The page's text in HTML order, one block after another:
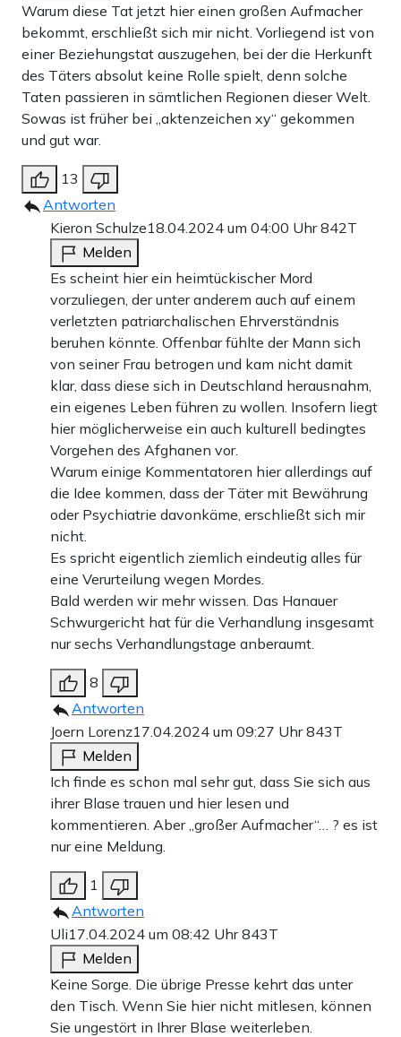
Warum diese Tat jetzt hier einen großen Aufmacher
bekommt, erschließt sich mir nicht. Vorliegend ist von
einer Beziehungstat auszugehen, bei der die Herkunft
des Täters absolut keine Rolle spielt, denn solche
Taten passieren in sämtlichen Regionen dieser Welt.
Sowas ist früher bei „aktenzeichen xy“ gekommen
und gut war.
13
Antworten
Kieron Schulze18.04.2024 um 04:00 Uhr842T
Melden
Es scheint hier ein heimtückischer Mord
vorzuliegen, der unter anderem auch auf einem
verletzten patriarchalischen Ehrverständnis
beruhen könnte. Offenbar fühlte der Mann sich
von seiner Frau betrogen und kam nicht damit
klar, dass diese sich in Deutschland herausnahm,
ein eigenes Leben führen zu wollen. Insofern liegt
hier möglicherweise ein auch kulturell bedingtes
Vorgehen des Afghanen vor.
Warum einige Kommentatoren hier allerdings auf
die Idee kommen, dass der Täter mit Bewährung
oder Psychiatrie davonkäme, erschließt sich mir
nicht.
Es spricht eigentlich ziemlich eindeutig alles für
eine Verurteilung wegen Mordes.
Bald werden wir mehr wissen. Das Hanauer
Schwurgericht hat für die Verhandlung insgesamt
nur sechs Verhandlungstage anberaumt.
8
Antworten
Joern Lorenz17.04.2024 um 09:27 Uhr843T
Melden
Ich finde es schon mal sehr gut, dass Sie sich aus
ihrer Blase trauen und hier lesen und
kommentieren. Aber „großer Aufmacher“… ? es ist
nur eine Meldung.
1
Antworten
Uli17.04.2024 um 08:42 Uhr843T
Melden
Keine Sorge. Die übrige Presse kehrt das unter
den Tisch. Wenn Sie hier nicht mitlesen, können
Sie ungestört in Ihrer Blase weiterleben.